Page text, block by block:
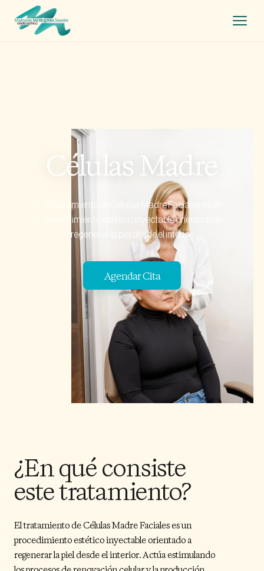
Nosotros
Contacto
Células Madre
El tratamiento de Células Madre Faciales es un
procedimiento estético inyectable orientado a
regenerar la piel desde el interior.
Agendar Cita
¿En qué consiste
este tratamiento?
El tratamiento de Células Madre Faciales es un
procedimiento estético inyectable orientado a
regenerar la piel desde el interior. Actúa estimulando